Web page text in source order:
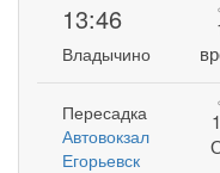
13:46
Владычино
Пересадка
Автовокзал
Егорьевск